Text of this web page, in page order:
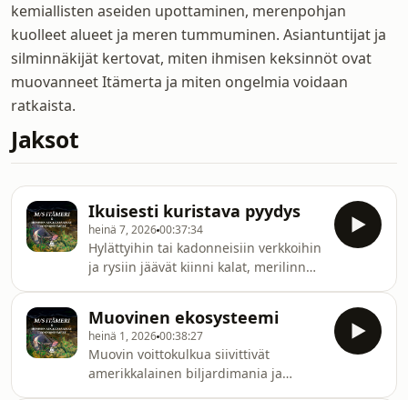
kemiallisten aseiden upottaminen, merenpohjan
kuolleet alueet ja meren tummuminen. Asiantuntijat ja
silminnäkijät kertovat, miten ihmisen keksinnöt ovat
muovanneet Itämerta ja miten ongelmia voidaan
ratkaista.
Jaksot
Ikuisesti kuristava pyydys
heinä 7, 202600:37:34
Hylättyihin tai kadonneisiin verkkoihin
ja rysiin jäävät kiinni kalat, merilinnut
näistä merien surmanloukuista tuli
ikuisia, ja miksi niitä katoaa Itämereen
Suomessakin vuosittain noin 2000
kappaletta? Hylättyjen verkkojen
Muovinen ekosysteemi
heinä 1, 202600:38:27
Muovin voittokulkua siivittivät
amerikkalainen biljardimania ja